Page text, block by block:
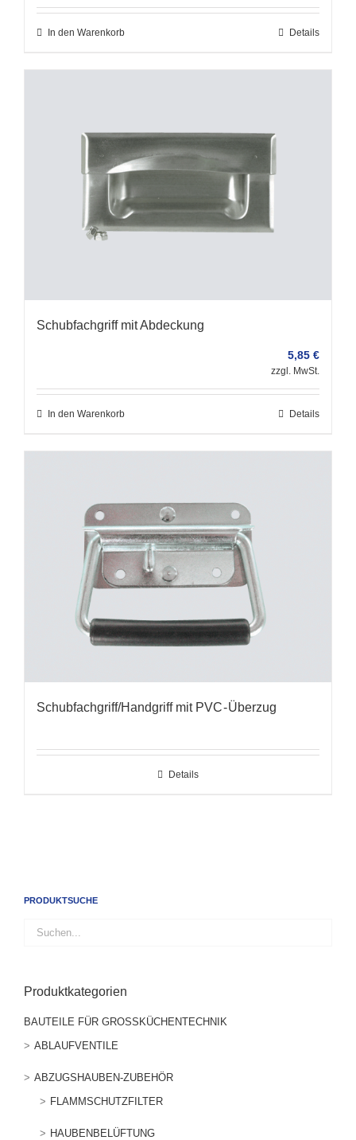
In den Warenkorb Details
Schubfachgriff mit Abdeckung
5,85 €
zzgl. MwSt.
In den Warenkorb Details
Schubfachgriff/Handgriff mit PVC - Überzug
Details
PRODUKTSUCHE
Produktkategorien
BAUTEILE FÜR GROSSKÜCHENTECHNIK
ABLAUFVENTILE
ABZUGSHAUBEN-ZUBEHÖR
FLAMMSCHUTZFILTER
HAUBENBELÜFTUNG